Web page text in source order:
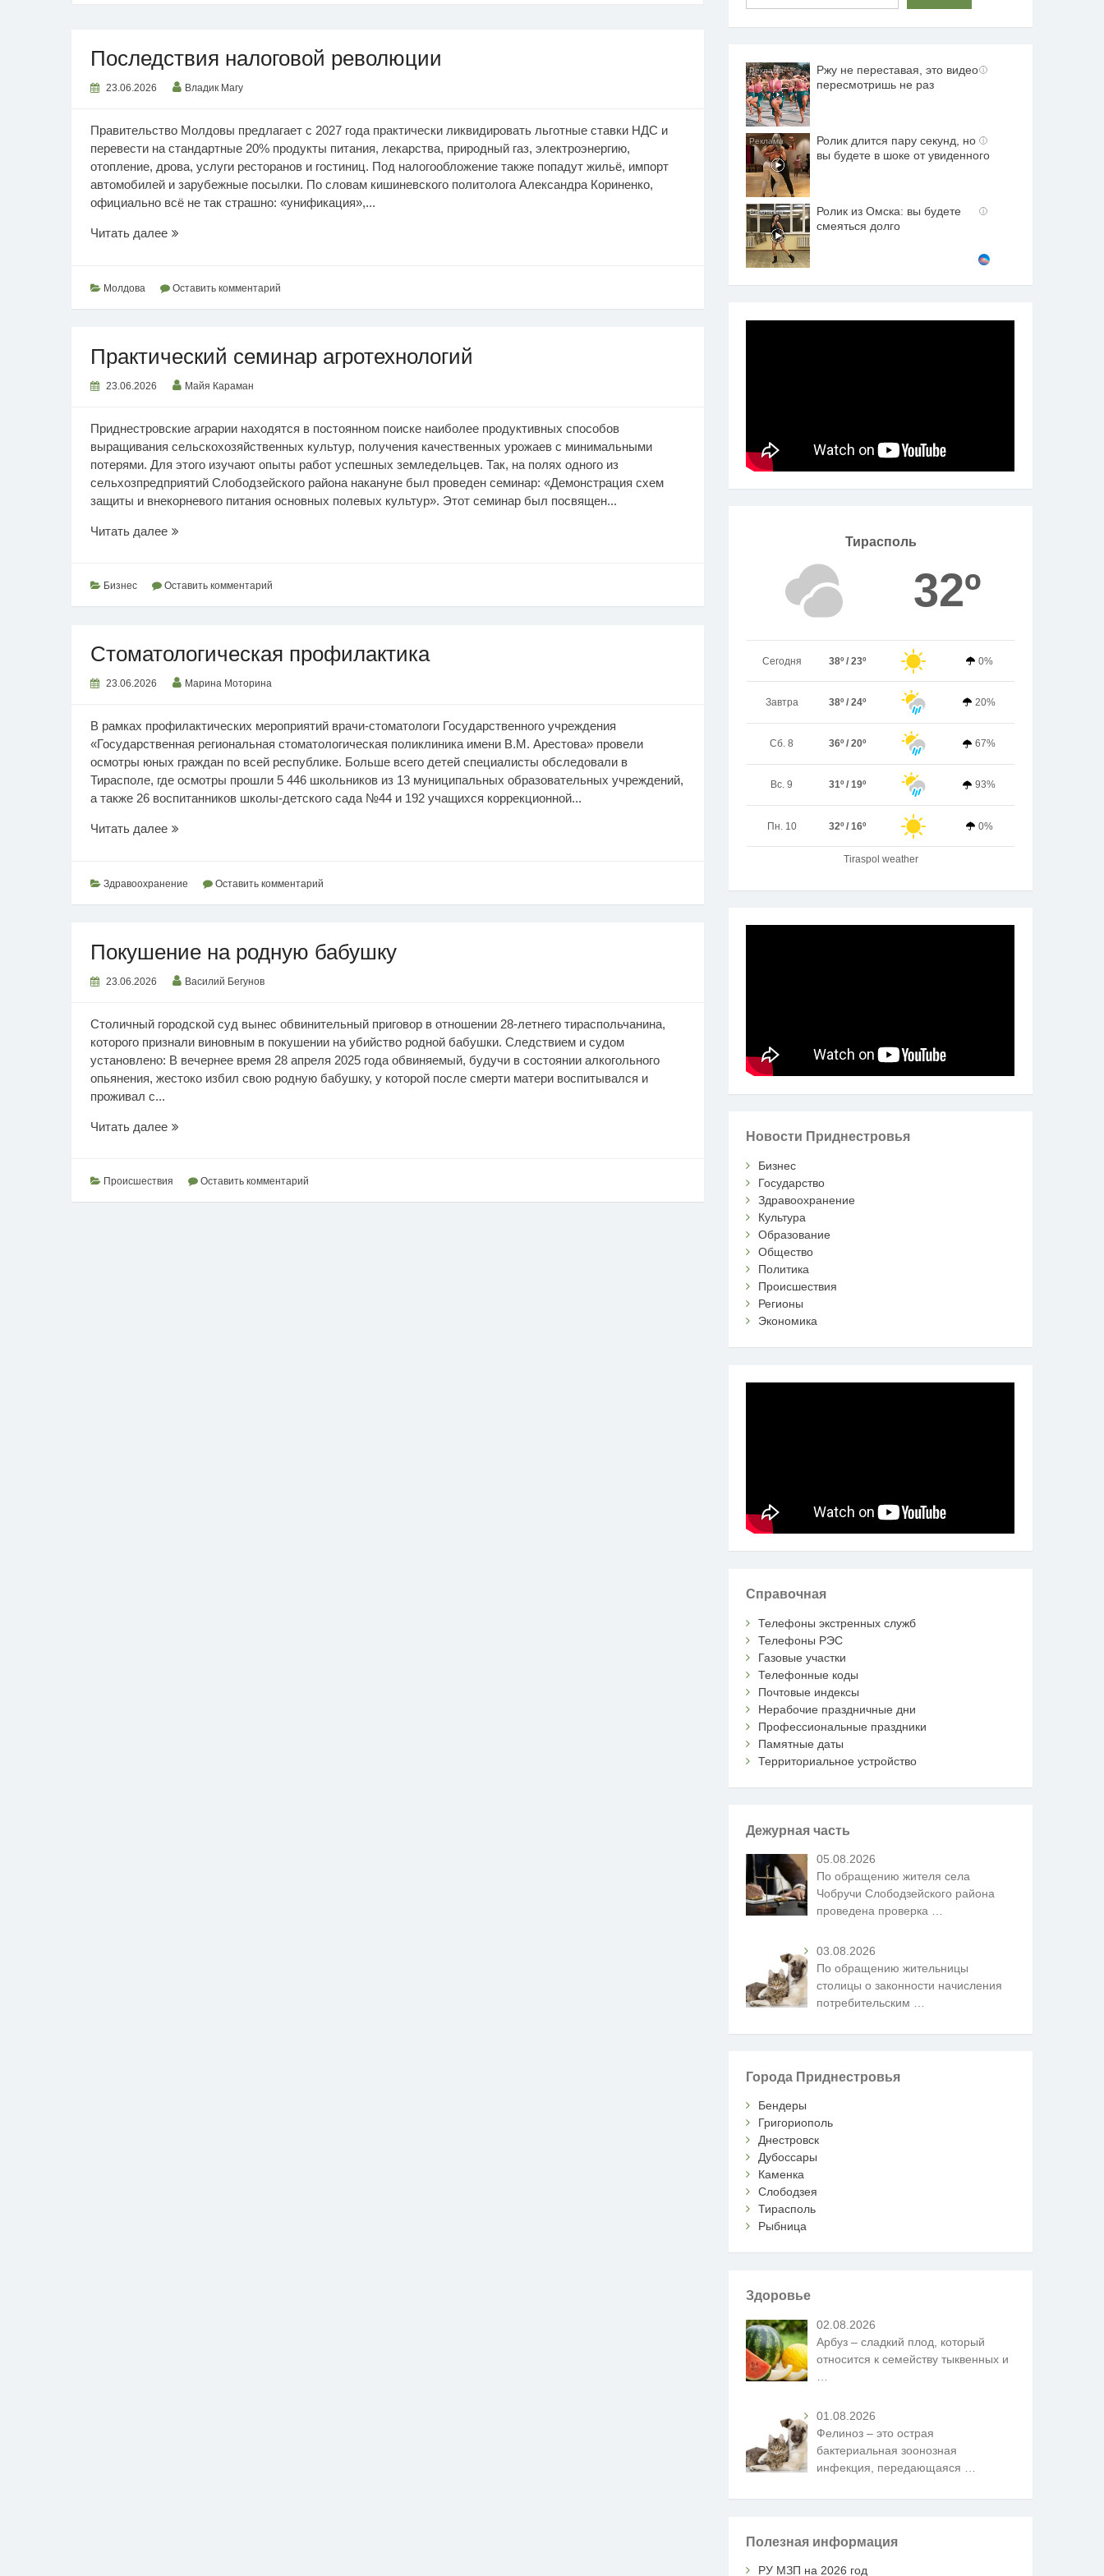
Последствия налоговой революции
23.06.2026 Владик Магу
Правительство Молдовы предлагает с 2027 года практически ликвидировать льготные ставки НДС и
перевести на стандартные 20% продукты питания, лекарства, природный газ, электроэнергию,
отопление, дрова, услуги ресторанов и гостиниц. Под налогообложение также попадут жильё, импорт
автомобилей и зарубежные посылки. По словам кишиневского политолога Александра Кориненко,
официально всё не так страшно: «унификация»,...
Читать далееПоследствия
Молдова Оставить комментарий
Практический семинар агротехнологий
23.06.2026 Майя Караман
Приднестровские аграрии находятся в постоянном поиске наиболее продуктивных способов
выращивания сельскохозяйственных культур, получения качественных урожаев с минимальными
потерями. Для этого изучают опыты работ успешных земледельцев. Так, на полях одного из
сельхозпредприятий Слободзейского района накануне был проведен семинар: «Демонстрация схем
защиты и внекорневого питания основных полевых культур». Этот семинар был посвящен...
Читать далееПрактический
Бизнес Оставить комментарий
Стоматологическая профилактика
23.06.2026 Марина Моторина
В рамках профилактических мероприятий врачи-стоматологи Государственного учреждения
«Государственная региональная стоматологическая поликлиника имени В.М. Арестова» провели
осмотры юных граждан по всей республике. Больше всего детей специалисты обследовали в
Тирасполе, где осмотры прошли 5 446 школьников из 13 муниципальных образовательных учреждений,
а также 26 воспитанников школы-детского сада №44 и 192 учащихся коррекционной...
Читать далееСтоматологическая
Здравоохранение Оставить комментарий
Покушение на родную бабушку
23.06.2026 Василий Бегунов
Столичный городской суд вынес обвинительный приговор в отношении 28-летнего тираспольчанина,
которого признали виновным в покушении на убийство родной бабушки. Следствием и судом
установлено: В вечернее время 28 апреля 2025 года обвиняемый, будучи в состоянии алкогольного
опьянения, жестоко избил свою родную бабушку, у которой после смерти матери воспитывался и
проживал с...
Читать далееПокушение
бабушку
Происшествия Оставить комментарий
i
Ржу не переставая, это видео
пересмотришь не раз
i
Ролик длится пару секунд, но
вы будете в шоке от увиденного
i
Ролик из Омска: вы будете
смеяться долго
Тирасполь
32º
Сегодня 38º / 23º 0%
Завтра 38º / 24º 20%
Сб. 8 36º / 20º 67%
Вс. 9 31º / 19º 93%
Пн. 10 32º / 16º 0%
Tiraspol weather
Новости Приднестровья
Бизнес
Государство
Здравоохранение
Культура
Образование
Общество
Политика
Происшествия
Регионы
Экономика
Справочная
Телефоны экстренных служб
Телефоны РЭС
Газовые участки
Телефонные коды
Почтовые индексы
Нерабочие праздничные дни
Профессиональные праздники
Памятные даты
Территориальное устройство
Дежурная часть
05.08.2026
По обращению жителя села
Чобручи Слободзейского района
проведена проверка …
03.08.2026
По обращению жительницы
столицы о законности начисления
потребительским
Города Приднестровья
Бендеры
Григориополь
Днестровск
Дубоссары
Каменка
Слободзея
Тирасполь
Рыбница
Здоровье
02.08.2026
Арбуз – сладкий плод, который
относится к семейству тыквенных и
01.08.2026
Фелиноз – это острая
бактериальная зоонозная
инфекция, передающаяся
Полезная информация
РУ МЗП на 2026 год